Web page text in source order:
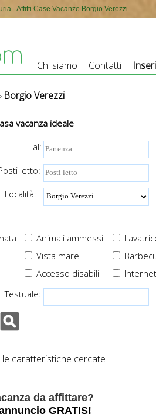
- Affitti Case Vacanze Borgio Verezzi
Chi siamo | Contatti |
Borgio Verezzi
vacanza ideale
al:
letto:
Località:
Animali ammessi
Vista mare
Internet
Accesso disabili
Testuale:
caratteristiche cercate
da affittare?
GRATIS!